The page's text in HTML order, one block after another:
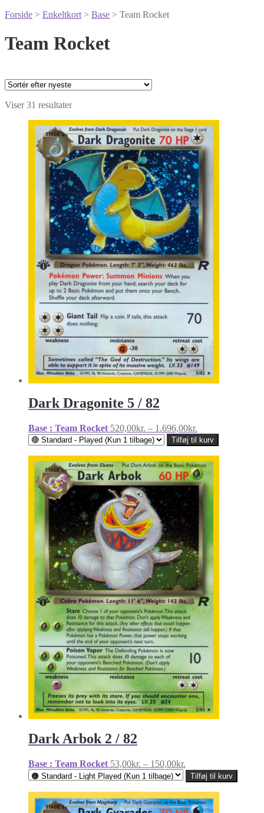
Forside > Enkeltkort > Base > Team Rocket
Team Rocket
Viser 31 resultaterSorteret
seneste
Dark Dragonite 5 / 82
Base : Team Rocket 520,00kr. – 1.696,00kr.
520,00kr.
til
1.696,00kr.
Tilføj til kurv
Dark Arbok 2 / 82
Base : Team Rocket 53,00kr. – 150,00kr.
53,00kr.
til
150,00kr.
Tilføj til kurv